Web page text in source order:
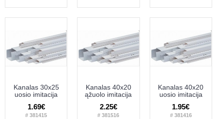
Kanalas 30x25
uosio imitacija
1.69€
# 381415
Kanalas 40x20
ąžuolo imitacija
2.25€
# 381516
Kanalas 40x20
uosio imitacija
1.95€
# 381416